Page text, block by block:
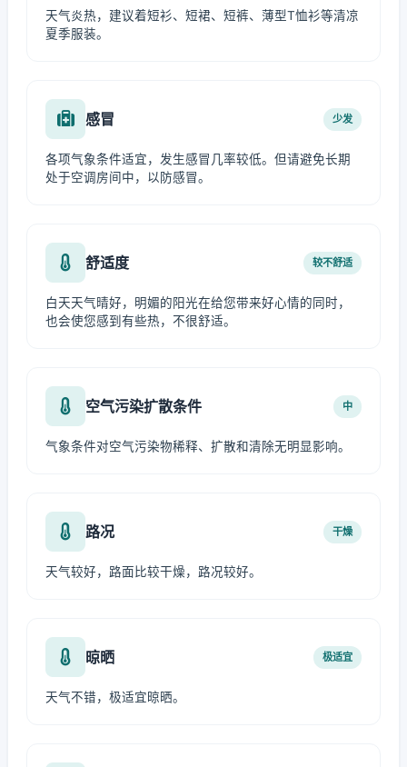
天气炎热，建议着短衫、短裙、短裤、薄型T恤衫等清凉
夏季服装。
感冒 少发
各项气象条件适宜，发生感冒几率较低。但请避免长期
处于空调房间中，以防感冒。
舒适度 较不舒适
白天天气晴好，明媚的阳光在给您带来好心情的同时，
也会使您感到有些热，不很舒适。
空气污染扩散条件 中
气象条件对空气污染物稀释、扩散和清除无明显影响。
路况 干燥
天气较好，路面比较干燥，路况较好。
晾晒 极适宜
天气不错，极适宜晾晒。